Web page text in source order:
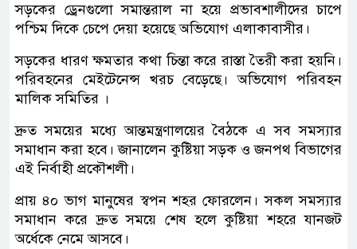
সড়কের ড্রেনগুলো সমান্তরাল না হয়ে প্রভাবশালীদের চাপে
পশ্চিম দিকে চেপে দেয়া হয়েছে অভিযোগ এলাকাবাসীর।
সড়কের ধারণ ক্ষমতার কথা চিন্তা করে রাস্তা তৈরী করা হয়নি।
পরিবহনের মেইটেনেন্স খরচ বেড়েছে। অভিযোগ পরিবহন
মালিক সমিতির ।
দ্রুত সময়ের মধ্যে আন্তমন্ত্রণালয়ের বৈঠকে এ সব সমস্যার
সমাধান করা হবে। জানালেন কুষ্টিয়া সড়ক ও জনপথ বিভাগের
এই নির্বাহী প্রকৌশলী।
প্রায় ৪০ ভাগ মানুষের স্বপন শহর ফোরলেন। সকল সমস্যার
সমাধান করে দ্রুত সময়ে শেষ হলে কুষ্টিয়া শহরে যানজট
অর্ধেকে নেমে আসবে।